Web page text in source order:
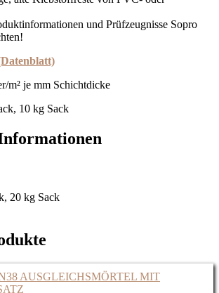
und Prüfzeugnisse Sopro
m² je mm Schichtdicke
10 kg Sack
20 kg Sack